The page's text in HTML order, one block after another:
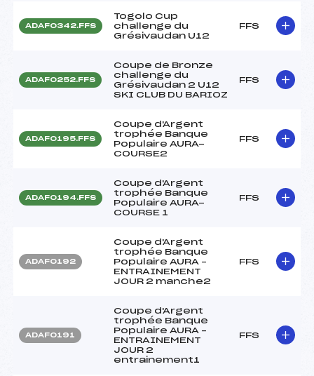
ADAF0342.FFS
Togolo Cup
challenge du
Grésivaudan U12
FFS
ADAF0252.FFS
Coupe de Bronze
challenge du
Grésivaudan 2 U12
SKI CLUB DU BARIOZ
FFS
ADAF0195.FFS
Coupe d'Argent
trophée Banque
Populaire AURA-
COURSE2
FFS
ADAF0194.FFS
Coupe d'Argent
trophée Banque
Populaire AURA-
COURSE 1
FFS
ADAF0192
Coupe d'Argent
trophée Banque
Populaire AURA –
ENTRAINEMENT
JOUR 2 manche2
FFS
ADAF0191
Coupe d'Argent
trophée Banque
Populaire AURA –
ENTRAINEMENT
JOUR 2
entrainement1
FFS